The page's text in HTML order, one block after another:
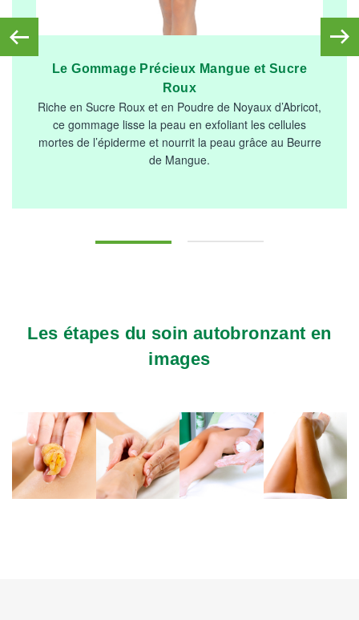
Le Gommage Précieux Mangue et Sucre
Roux
Riche en Sucre Roux et en Poudre de Noyaux d’Abricot,
ce gommage lisse la peau en exfoliant les cellules
mortes de l’épiderme et nourrit la peau grâce au Beurre
de Mangue.
Les étapes du soin autobronzant en
images